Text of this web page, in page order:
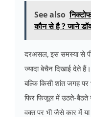
See also
कौन से है ? जाने
दरअसल, इस समस्या से
ज्यादा बेचैन दिखाई देते
बल्कि किसी शांत जगह पर
फिर फिजूल में उठते-
वक्त पर भी जैसे कार में